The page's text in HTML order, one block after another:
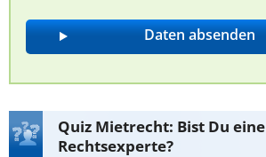
Quiz Mietrecht: Bist Du eine
Rechtsexperte?